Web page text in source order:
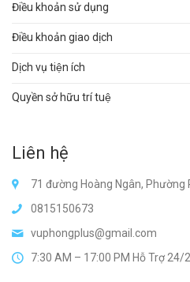
Điều khoản sử dụng
Điều khoản giao dịch
Dịch vụ tiện ích
Quyền sở hữu trí tuệ
Liên hệ
71 đường Hoàng Ngân, Phường
0815150673
vuphongplus@gmail.com
7:30 AM – 17:00 PM Hỗ Trợ 24/